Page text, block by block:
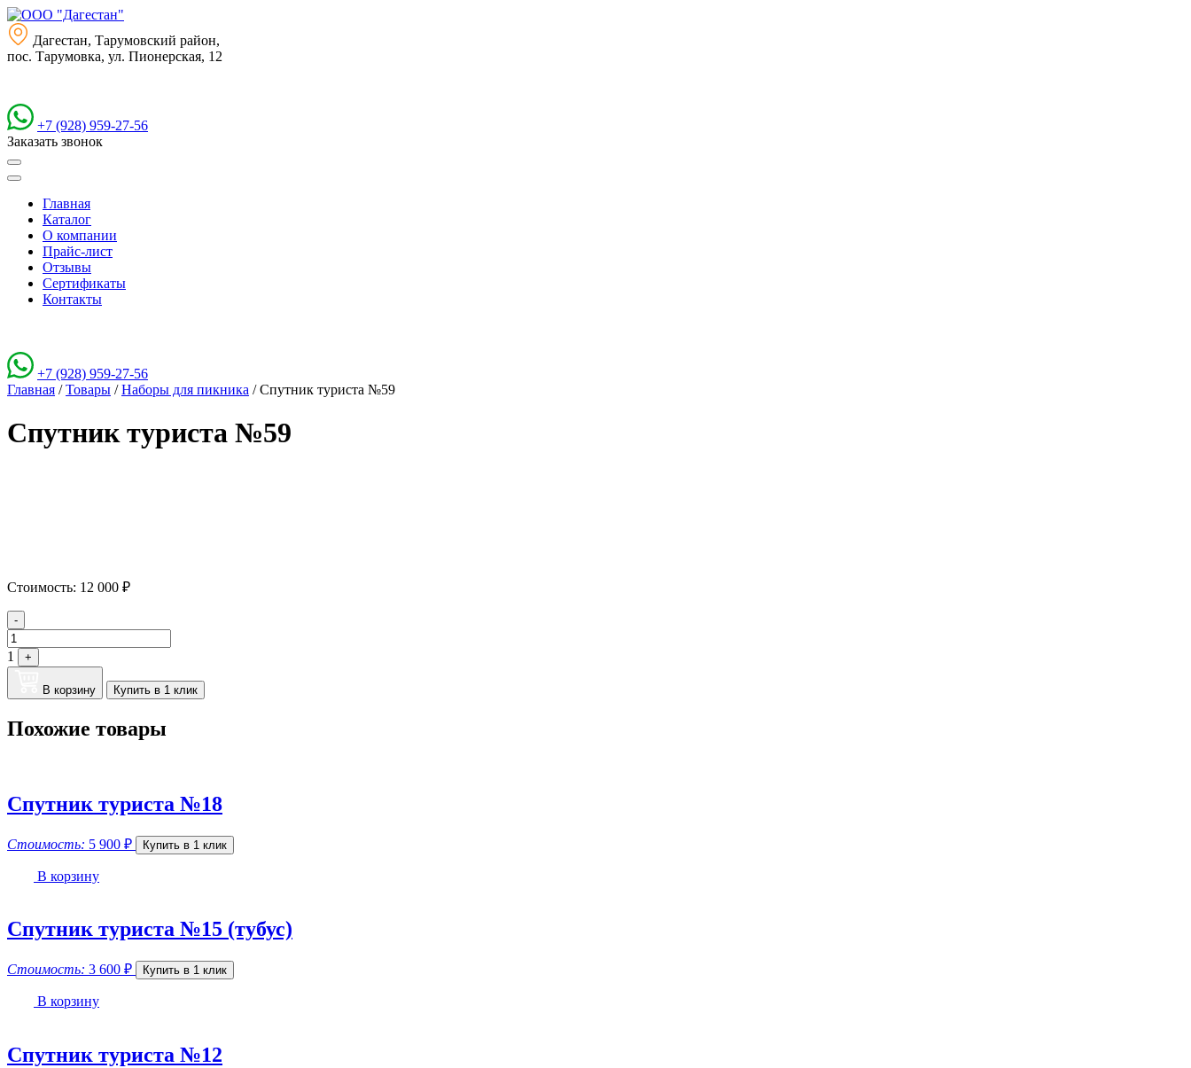
Дагестан, Тарумовский район,
пос. Тарумовка, ул. Пионерская, 12
+7 (928) 959-27-56
Заказать звонок
Главная
Каталог
О компании
Прайс-лист
Отзывы
Сертификаты
Контакты
+7 (928) 959-27-56
Главная / Товары / Наборы для пикника / Спутник туриста №59
Спутник туриста №59
Стоимость: 12 000 ₽
Quantity
-
1 +
В корзину Купить в 1 клик
Похожие товары
Спутник туриста №18
Стоимость: 5 900 ₽ Купить в 1 клик
В корзину
Спутник туриста №15 (тубус)
Стоимость: 3 600 ₽ Купить в 1 клик
В корзину
Спутник туриста №12